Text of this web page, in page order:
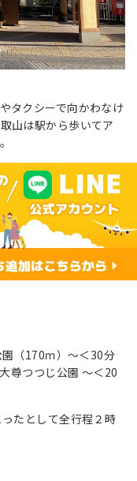
タクシーで向かわなけ
山は駅から歩いてア
（170ｍ）～＜30分
尊つつじ公園 ～＜20
たとして全行程２時